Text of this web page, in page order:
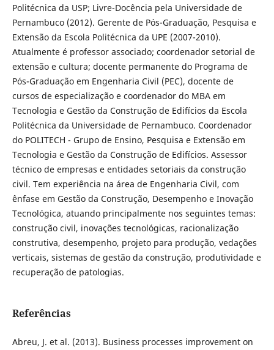
Politécnica da USP; Livre-Docência pela Universidade de
Pernambuco (2012). Gerente de Pós-Graduação, Pesquisa e
Extensão da Escola Politécnica da UPE (2007-2010).
Atualmente é professor associado; coordenador setorial de
extensão e cultura; docente permanente do Programa de
Pós-Graduação em Engenharia Civil (PEC), docente de
cursos de especialização e coordenador do MBA em
Tecnologia e Gestão da Construção de Edifícios da Escola
Politécnica da Universidade de Pernambuco. Coordenador
do POLITECH - Grupo de Ensino, Pesquisa e Extensão em
Tecnologia e Gestão da Construção de Edifícios. Assessor
técnico de empresas e entidades setoriais da construção
civil. Tem experiência na área de Engenharia Civil, com
ênfase em Gestão da Construção, Desempenho e Inovação
Tecnológica, atuando principalmente nos seguintes temas:
construção civil, inovações tecnológicas, racionalização
construtiva, desempenho, projeto para produção, vedações
verticais, sistemas de gestão da construção, produtividade e
recuperação de patologias.
Referências
Abreu, J. et al. (2013). Business processes improvement on